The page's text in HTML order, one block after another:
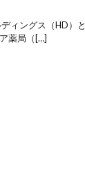
ィングス（HD）
薬局（[…]